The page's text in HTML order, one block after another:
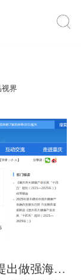
视界
重庆健康产业“十四五”规划明确提出做强海扶刀®等标志性品牌产品成果